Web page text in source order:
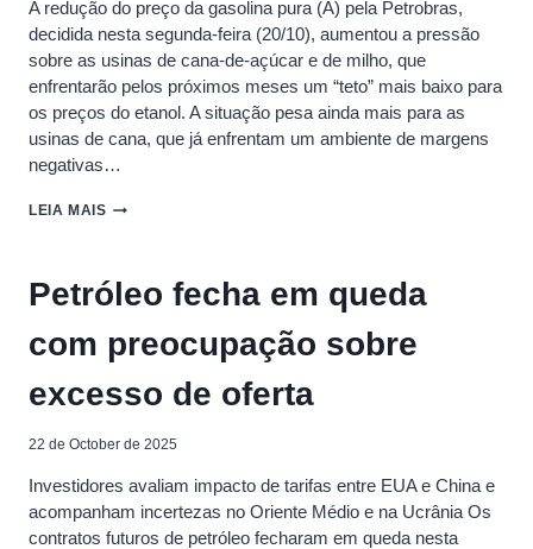
A redução do preço da gasolina pura (A) pela Petrobras,
decidida nesta segunda-feira (20/10), aumentou a pressão
sobre as usinas de cana-de-açúcar e de milho, que
enfrentarão pelos próximos meses um “teto” mais baixo para
os preços do etanol. A situação pesa ainda mais para as
usinas de cana, que já enfrentam um ambiente de margens
negativas…
LEIA MAIS REDUÇÃO
PETROBRAS
PRESSÃO
SOBRE
ETANOL
Petróleo fecha em queda
com preocupação sobre
excesso de oferta
22 de October de 2025
Investidores avaliam impacto de tarifas entre EUA e China e
acompanham incertezas no Oriente Médio e na Ucrânia Os
contratos futuros de petróleo fecharam em queda nesta